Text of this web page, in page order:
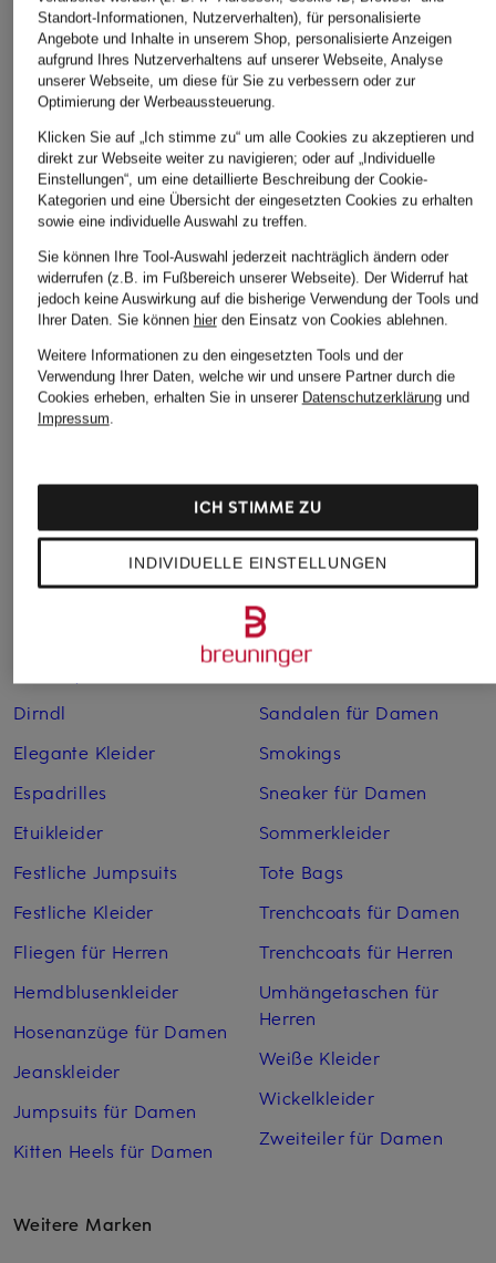
windsor.
Jeansbluse
CHF 239
Ursprünglich:CHF 329
ROTATE
Jeansbluse
CHF 179
Ursprünglich:CHF 309
LAUREN RALPH
LAUREN
Jeansbluse
Abendkleider
Anzüge für Herren
Boleros für Damen
Brautschuhe
Dirndl
Elegante Kleider
Espadrilles
Etuikleider
Festliche Jumpsuits
Festliche Kleider
Fliegen für Herren
Hemdblusenkleider
Hosenanzüge für Damen
Jeanskleider
Jumpsuits für Damen
Kitten Heels für Damen
Kleider
Leinenhosen für Herren
Leinenkleider
Maxikleider
Regenmäntel für Damen
Sakkos
Sandalen für Damen
Smokings
Sneaker für Damen
Sommerkleider
Tote Bags
Trenchcoats für Damen
Trenchcoats für Herren
Umhängetaschen für
Herren
Weiße Kleider
Wickelkleider
Zweiteiler für Damen
Weitere Marken
Standort-Informationen, Nutzerverhalten), für personalisierte
Angebote und Inhalte in unserem Shop, personalisierte Anzeigen
aufgrund Ihres Nutzerverhaltens auf unserer Webseite, Analyse
unserer Webseite, um diese für Sie zu verbessern oder zur
Optimierung der Werbeaussteuerung.
Klicken Sie auf „Ich stimme zu“ um alle Cookies zu akzeptieren und
direkt zur Webseite weiter zu navigieren; oder auf „Individuelle
Einstellungen“, um eine detaillierte Beschreibung der Cookie-
Kategorien und eine Übersicht der eingesetzten Cookies zu erhalten
sowie eine individuelle Auswahl zu treffen.
Sie können Ihre Tool-Auswahl jederzeit nachträglich ändern oder
widerrufen (z.B. im Fußbereich unserer Webseite). Der Widerruf hat
jedoch keine Auswirkung auf die bisherige Verwendung der Tools und
Ihrer Daten. Sie können hierden Einsatz von Cookies ablehnen.
Weitere Informationen zu den eingesetzten Tools und der
Verwendung Ihrer Daten, welche wir und unsere Partner durch die
Cookies erheben, erhalten Sie in unserer Datenschutzerklärungund
Impressum.
INDIVIDUELLE EINSTELLUNGEN
ICH STIMME ZU